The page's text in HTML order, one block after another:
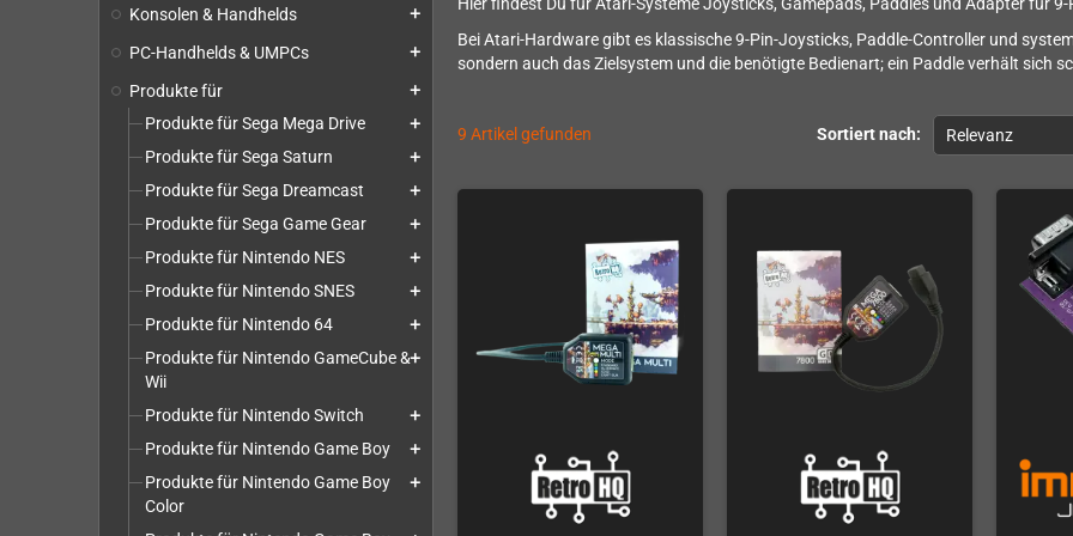
Konsolen & Handhelds add
PC-Handhelds & UMPCs add
Produkte für add
Produkte für Sega Mega Drive add
Produkte für Sega Saturn add
Produkte für Sega Dreamcast add
Produkte für Sega Game Gear add
Produkte für Nintendo NES add
Produkte für Nintendo SNES add
Produkte für Nintendo 64 add
Produkte für Nintendo GameCube &
Wii
add
Produkte für Nintendo Switch add
Produkte für Nintendo Game Boy add
Produkte für Nintendo Game Boy
Color
add
Hier findest Du für Atari-Systeme Joysticks, Gamepads, Paddles und Adapter für 9-
Bei Atari-Hardware gibt es klassische 9-Pin-Joysticks, Paddle-Controller und
sondern auch das Zielsystem und die benötigte Bedienart; ein Paddle verhält sich
Sortiert nach: Relevanz
9 Artikel gefunden